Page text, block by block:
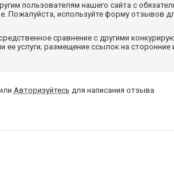
пользователям нашего сайта с
Пожалуйста, используйте форму отзывов
сравнение с другими
услуги; размещение ссылок на сторонние
Авторизуйтесь для написания отзыва